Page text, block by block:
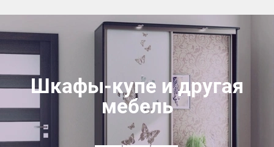
Шкафы-купе и другая
мебель